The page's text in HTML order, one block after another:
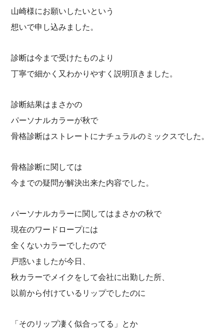
山崎様にお願いしたいという
想いで申し込みました。
診断は今まで受けたものより
丁寧で細かく又わかりやすく説明頂きました。
診断結果はまさかの
パーソナルカラーが秋で
骨格診断はストレートにナチュラルのミックスでした。
骨格診断に関しては
今までの疑問が解決出来た内容でした。
パーソナルカラーに関してはまさかの秋で
現在のワードロープには
全くないカラーでしたので
戸惑いましたが今日、
秋カラーでメイクをして会社に出勤した所、
以前から付けているリップでしたのに
「そのリップ凄く似合ってる」とか